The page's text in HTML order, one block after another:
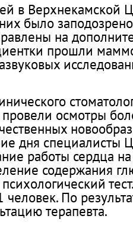
в Верхнекамской
было
на
прошли
осмотры
дня специалисты
работы сердца
содержания
человек. По
терапевта.